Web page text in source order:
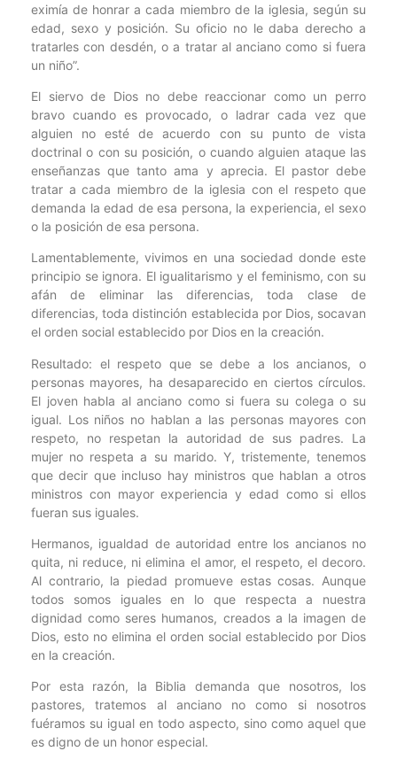
eximía de honrar a cada miembro de la iglesia, según su
edad, sexo y posición. Su oficio no le daba derecho a
tratarles con desdén, o a tratar al anciano como si fuera
un niño”.
El siervo de Dios no debe reaccionar como un perro
bravo cuando es provocado, o ladrar cada vez que
alguien no esté de acuerdo con su punto de vista
doctrinal o con su posición, o cuando alguien ataque las
enseñanzas que tanto ama y aprecia. El pastor debe
tratar a cada miembro de la iglesia con el respeto que
demanda la edad de esa persona, la experiencia, el sexo
o la posición de esa persona.
Lamentablemente, vivimos en una sociedad donde este
principio se ignora. El igualitarismo y el feminismo, con su
afán de eliminar las diferencias, toda clase de
diferencias, toda distinción establecida por Dios, socavan
el orden social establecido por Dios en la creación.
Resultado: el respeto que se debe a los ancianos, o
personas mayores, ha desaparecido en ciertos círculos.
El joven habla al anciano como si fuera su colega o su
igual. Los niños no hablan a las personas mayores con
respeto, no respetan la autoridad de sus padres. La
mujer no respeta a su marido. Y, tristemente, tenemos
que decir que incluso hay ministros que hablan a otros
ministros con mayor experiencia y edad como si ellos
fueran sus iguales.
Hermanos, igualdad de autoridad entre los ancianos no
quita, ni reduce, ni elimina el amor, el respeto, el decoro.
Al contrario, la piedad promueve estas cosas. Aunque
todos somos iguales en lo que respecta a nuestra
dignidad como seres humanos, creados a la imagen de
Dios, esto no elimina el orden social establecido por Dios
en la creación.
Por esta razón, la Biblia demanda que nosotros, los
pastores, tratemos al anciano no como si nosotros
fuéramos su igual en todo aspecto, sino como aquel que
es digno de un honor especial.